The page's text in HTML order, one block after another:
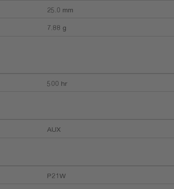
25.0 mm
7.88 g
500 hr
AUX
P21W